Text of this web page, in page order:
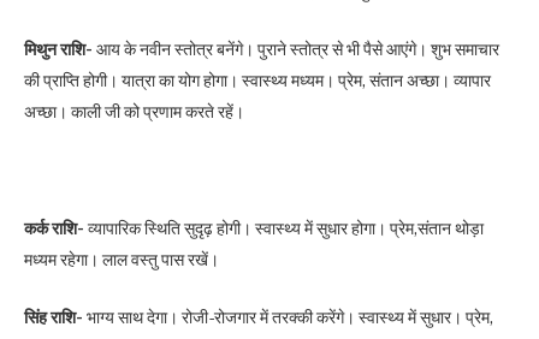
मिथुन राशि- आय के नवीन स्तोत्र बनेंगे। पुराने स्तोत्र से भी पैसे आएंगे। शुभ समाचार
की प्राप्ति होगी। यात्रा का योग होगा। स्वास्थ्य मध्यम। प्रेम, संतान अच्छा। व्यापार
अच्छा। काली जी को प्रणाम करते रहें।
कर्क राशि- व्यापारिक स्थिति सुदृढ़ होगी। स्वास्थ्य में सुधार होगा। प्रेम,संतान थोड़ा
मध्यम रहेगा। लाल वस्तु पास रखें।
सिंह राशि- भाग्य साथ देगा। रोजी-रोजगार में तरक्की करेंगे। स्वास्थ्य में सुधार। प्रेम,